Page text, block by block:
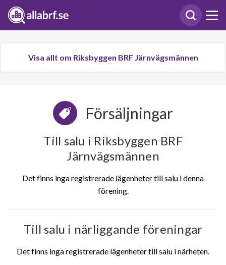
Visa allt om Riksbyggen BRF Järnvägsmännen
Försäljningar
Till salu i Riksbyggen BRF
Järnvägsmännen
Det finns inga registrerade lägenheter till salu i denna
förening.
Till salu i närliggande föreningar
Det finns inga registrerade lägenheter till salu i närheten.